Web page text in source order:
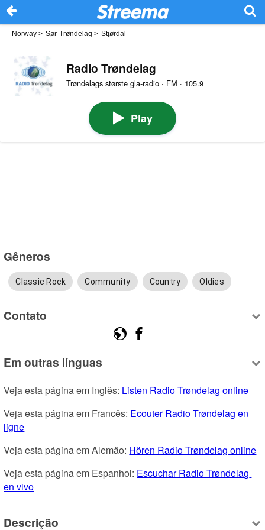
Norway > Sør-Trøndelag > Stjørdal
Radio Trøndelag
Trøndelags største gla-radio · FM · 105.9
Play
Gêneros
Classic Rock Community Country Oldies
Contato
Em outras línguas
Veja esta página em Inglês: Listen Radio Trøndelag online
Veja esta página em Francês: Ecouter Radio Trøndelag en
ligne
Veja esta página em Alemão: Hören Radio Trøndelag online
Veja esta página em Espanhol: Escuchar Radio Trøndelag
en vivo
Descrição